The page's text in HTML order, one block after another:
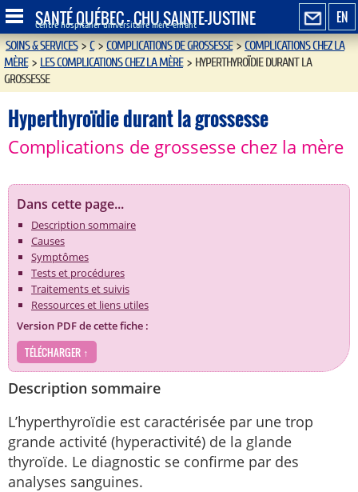
EN
SANTÉ QUÉBEC - CHU SAINTE-JUSTINE
Centre hospitalier universitaire mère-enfant
SOINS & SERVICES>C>COMPLICATIONS DE GROSSESSE>COMPLICATIONS CHEZ LA
MÈRE > LES COMPLICATIONS CHEZ LA MÈRE > HYPERTHYROÏDIE DURANT LA
GROSSESSE
Hyperthyroïdie durant la grossesse
Complications de grossesse chez la mère
Dans cette page...
Description sommaire
Causes
Symptômes
Tests et procédures
Traitements et suivis
Ressources et liens utiles
Version PDF de cette fiche :
TÉLÉCHARGER ↑
Description sommaire
L’hyperthyroïdie est caractérisée par une trop
grande activité (hyperactivité) de la glande
thyroïde. Le diagnostic se confirme par des
analyses sanguines.